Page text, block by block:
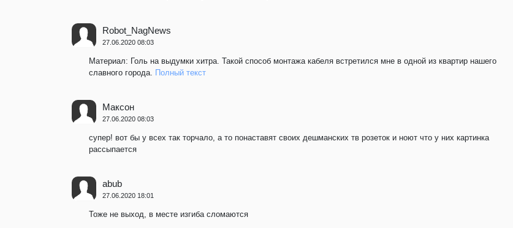
Robot_NagNews
27.06.2020 08:03
Материал: Голь на выдумки хитра. Такой способ монтажа кабеля встретился мне в одной из квартир нашего
славного города. Полный текст
Максон
27.06.2020 08:03
супер! вот бы у всех так торчало, а то понаставят своих дешманских тв розеток и ноют что у них картинка
рассыпается
abub
27.06.2020 18:01
Тоже не выход, в месте изгиба сломаются